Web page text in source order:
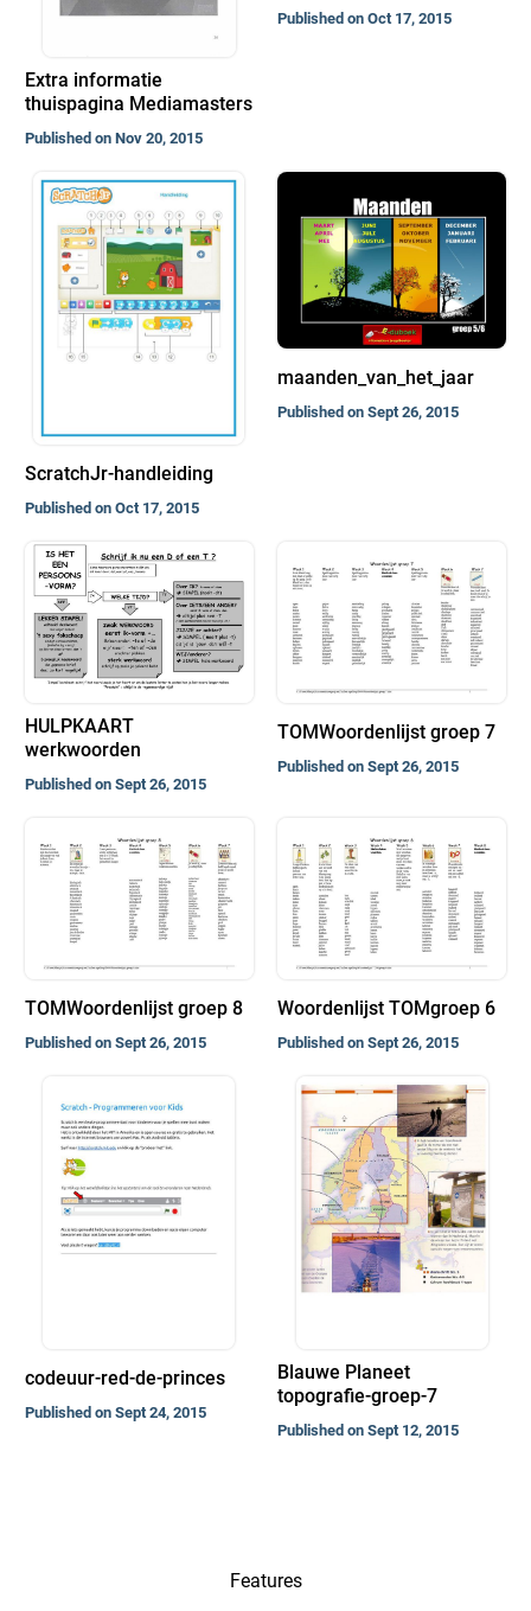
Extra informatie
thuispagina Mediamasters
Published on Nov 20, 2015
Published on Oct 17, 2015
ScratchJr-handleiding
Published on Oct 17, 2015
maanden_van_het_jaar
Published on Sept 26, 2015
HULPKAART
werkwoorden
Published on Sept 26, 2015
TOMWoordenlijst groep 7
Published on Sept 26, 2015
TOMWoordenlijst groep 8
Published on Sept 26, 2015
Woordenlijst TOMgroep 6
Published on Sept 26, 2015
codeuur-red-de-princes
Published on Sept 24, 2015
Blauwe Planeet
topografie-groep-7
Published on Sept 12, 2015
Features